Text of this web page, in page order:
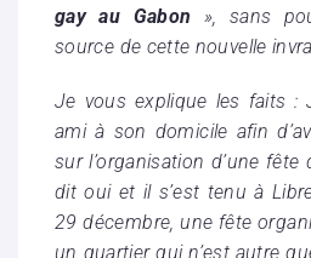
gay au Gabon », sans
source de cette nouvelle
Je vous explique les faits :
ami à son domicile afin
sur l’organisation d’une fête
dit oui et il s’est tenu à
29 décembre, une fête
un quartier qui n’est autre